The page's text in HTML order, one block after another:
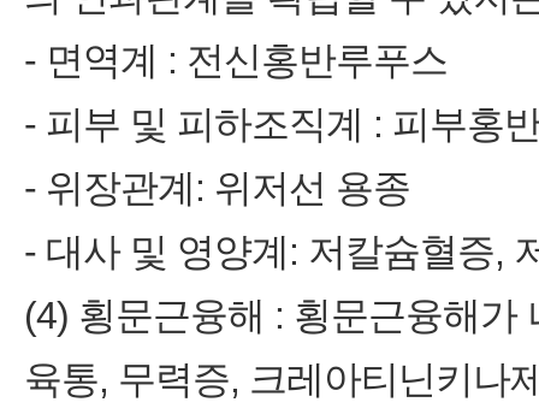
‑ 면역계 : 전신홍반루푸스
‑ 피부 및 피하조직계 : 피부홍
‑ 위장관계: 위저선 용종
‑ 대사 및 영양계: 저칼슘혈증,
(4) 횡문근융해 : 횡문근융해가
육통, 무력증, 크레아티닌키나